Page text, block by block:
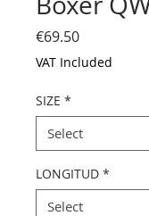
€69.50Price
VAT Included
SIZE *
LONGITUD *